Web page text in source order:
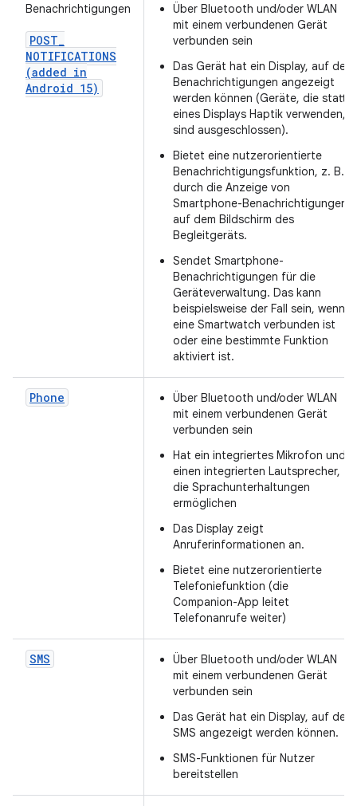
Benachrichtigungen
POST_
NOTIFICATIONS
(added in
Android 15)
Über Bluetooth und/oder WLAN
mit einem verbundenen Gerät
verbunden sein
Das Gerät hat ein Display, auf dem
Benachrichtigungen angezeigt
werden können (Geräte, die statt
eines Displays Haptik verwenden,
sind ausgeschlossen).
Bietet eine nutzerorientierte
Benachrichtigungsfunktion, z. B.
durch die Anzeige von
Smartphone-Benachrichtigungen
auf dem Bildschirm des
Begleitgeräts.
Sendet Smartphone-
Benachrichtigungen für die
Geräteverwaltung. Das kann
beispielsweise der Fall sein, wenn
eine Smartwatch verbunden ist
oder eine bestimmte Funktion
aktiviert ist.
Phone
Über Bluetooth und/oder WLAN
mit einem verbundenen Gerät
verbunden sein
Hat ein integriertes Mikrofon und
einen integrierten Lautsprecher,
die Sprachunterhaltungen
ermöglichen
Das Display zeigt
Anruferinformationen an.
Bietet eine nutzerorientierte
Telefoniefunktion (die
Companion-App leitet
Telefonanrufe weiter)
SMS
Über Bluetooth und/oder WLAN
mit einem verbundenen Gerät
verbunden sein
Das Gerät hat ein Display, auf dem
SMS angezeigt werden können.
SMS-Funktionen für Nutzer
bereitstellen